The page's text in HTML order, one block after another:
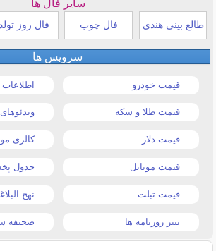
سایر فال ها
طالع بینی هندی فال چوب فال روز تولد
سرویس ها
قیمت خودرو اطلاعات
قیمت طلا و سکه
قیمت دلار کالری
قیمت موبایل جدول
قیمت تبلت نهج
تیتر روزنامه ها صحیفه